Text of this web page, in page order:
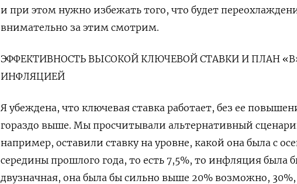
и при этом нужно избежать того, что будет
внимательно за этим смотрим.
ЭФФЕКТИВНОСТЬ ВЫСОКОЙ КЛЮЧЕВОЙ СТАВКИ И ПЛАН
ИНФЛЯЦИЕЙ
Я убеждена, что ключевая ставка работает, без ее
гораздо выше. Мы просчитывали альтернативный
например, оставили ставку на уровне, какой она была с
середины прошлого года, то есть 7,5%, то инфляция была
двузначная, она была бы сильно выше 20% возможно,